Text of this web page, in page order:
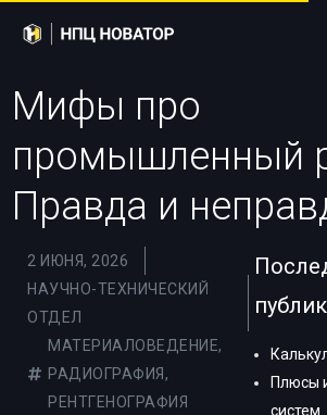
Мифы про
промышленный
Правда и
2 ИЮНЯ, 2026
НАУЧНО-ТЕХНИЧЕСКИЙ
ОТДЕЛ
МАТЕРИАЛОВЕДЕНИЕ,
РАДИОГРАФИЯ,
РЕНТГЕНОГРАФИЯ
Плюсы
систем